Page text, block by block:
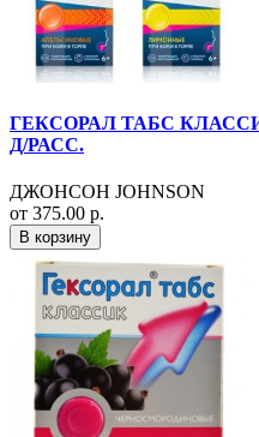
ГЕКСОРАЛ ТАБС
Д/РАСС.
ДЖОНСОН JOHNSON
от 375.00 р.
В корзину